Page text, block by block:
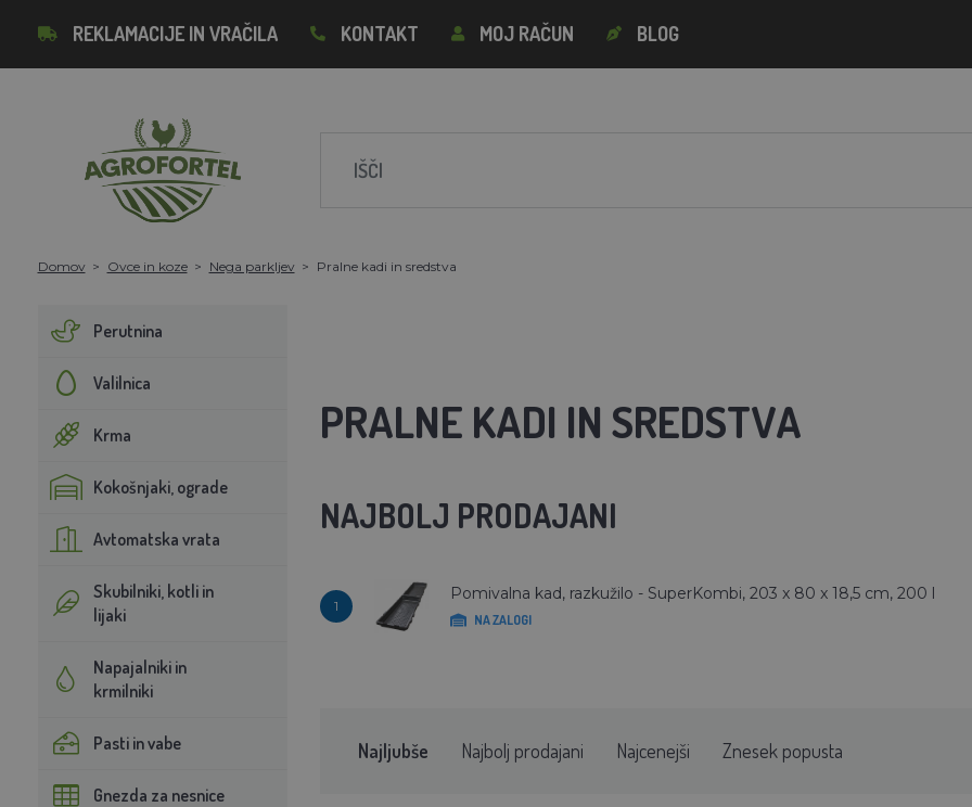
REKLAMACIJE IN VRAČILA KONTAKT MOJ RAČUN BLOG
Domov Ovce in koze Nega parkljev Pralne kadi in sredstva
Perutnina
Valilnica
Krma
Kokošnjaki, ograde
Avtomatska vrata
Skubilniki, kotli in
lijaki
Napajalniki in
krmilniki
Pasti in vabe
Gnezda za nesnice
PRALNE KADI IN SREDSTVA
NAJBOLJ PRODAJANI
1
Pomivalna kad, razkužilo - SuperKombi, 203 x 80 x 18,5 cm, 200 l
NA ZALOGI
Najljubše Najbolj prodajani Najcenejši Znesek popusta